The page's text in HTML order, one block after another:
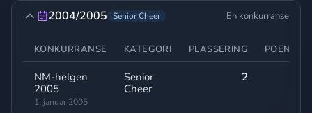
2004/2005 Senior Cheer En konkurranse
KONKURRANSE KATEGORI PLASSERING POENG
NM-helgen
2005
1. januar 2005
Senior
Cheer
2